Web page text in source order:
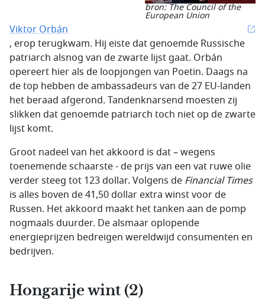
bron: The Council of the
European Union
Viktor Orbán
, erop terugkwam. Hij eiste dat genoemde Russische
patriarch alsnog van de zwarte lijst gaat. Orbán
opereert hier als de loopjongen van Poetin. Daags na
de top hebben de ambassadeurs van de 27 EU-landen
het beraad afgerond. Tandenknarsend moesten zij
slikken dat genoemde patriarch toch niet op de zwarte
lijst komt.
Groot nadeel van het akkoord is dat – wegens
toenemende schaarste - de prijs van een vat ruwe olie
verder steeg tot 123 dollar. Volgens de Financial Times
is alles boven de 41,50 dollar extra winst voor de
Russen. Het akkoord maakt het tanken aan de pomp
nogmaals duurder. De alsmaar oplopende
energieprijzen bedreigen wereldwijd consumenten en
bedrijven.
Hongarije wint (2)